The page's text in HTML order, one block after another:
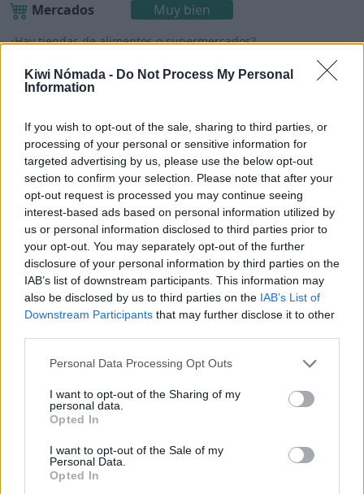
Kiwi Nómada - Do Not Process My Personal
Information
If you wish to opt-out of the sale, sharing to third parties, or
processing of your personal or sensitive information for
targeted advertising by us, please use the below opt-out
section to confirm your selection. Please note that after your
opt-out request is processed you may continue seeing
interest-based ads based on personal information utilized by
us or personal information disclosed to third parties prior to
your opt-out. You may separately opt-out of the further
disclosure of your personal information by third parties on the
IAB’s list of downstream participants. This information may
also be disclosed by us to third parties on the IAB’s List of
Downstream Participants that may further disclose it to other
Personal Data Processing Opt Outs
I want to opt-out of the Sharing of my
personal data.
Opted In
I want to opt-out of the Sale of my
Personal Data.
Opted In
Mercados Muy bien
¿Hay tiendas de alimentos o supermercados?
Portimão para nómadas
digitales
Una vez detallados los puntos anteriores,
¿Portimão es un buen lugar para vivir como
nómada digital?
Con una puntuación de 4,4/5,Portimão es un muy
buen lugar para vivir como nómada digital .
Puntos a favor y puntos en
contra
A continuación, vamos a listar algunos puntos a
favor y puntos de Portimão para vivir como
nómada digital.
Puntos a favor